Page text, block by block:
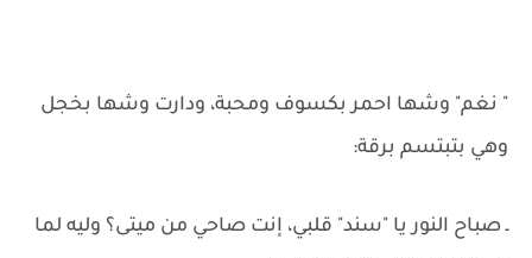
" نغم" وشها احمر بكسوف ومحبة، ودارت وشها بخجل
وهي بتبتسم برقة:
ـ صباح النور يا "سند" قلبي، إنت صاحي من ميتى؟ وليه لما